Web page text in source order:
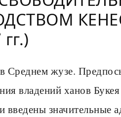
Среднем жузе.
владений ханов
введены значительные